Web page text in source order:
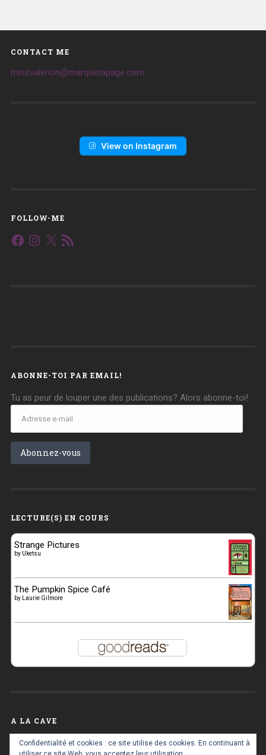
CONTACT ME
missvalerion@marquetapage.com
View on Instagram
FOLLOW-ME
Facebook
Instagram
X
Flux
RSS
ABONNE-TOI PAR EMAIL!
Tu as peur de louper une des publications? Alors abonne-toi!
Adresse
Abonnez-vous
LECTURE(S) EN COURS
Strange Pictures
by Uketsu
The Pumpkin Spice Café
by Laurie Gilmore
A LA CAVE
Confidentialité et cookies : ce site utilise des cookies. En continuant à